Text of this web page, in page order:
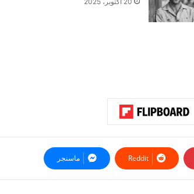
‏Reddit ماسنجر